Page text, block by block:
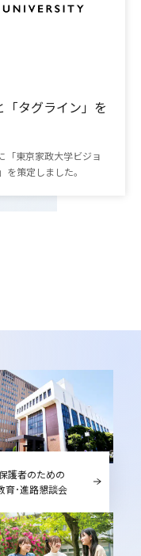
「タグライン」を
「東京家政大学ビジョ
策定しました。
護者のための
育･進路懇談会